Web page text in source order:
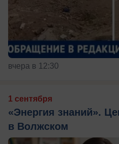
вчера в 12:30
1 сентября
«Энергия знаний».
в Волжском